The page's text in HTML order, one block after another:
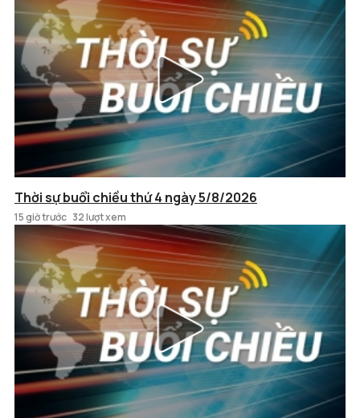
Thời sự buổi chiều thứ 4 ngày 5/8/2026
15 giờ trước 32 lượt xem